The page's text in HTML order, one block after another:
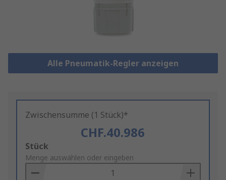
Alle Pneumatik-Regler anzeigen
Zwischensumme (1 Stück)*
CHF.40.986
Add
to
Basket
Stück
Menge auswählen oder eingeben